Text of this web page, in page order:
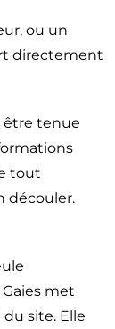
ou un
directement
être tenue
tout
découler.
met
site. Elle